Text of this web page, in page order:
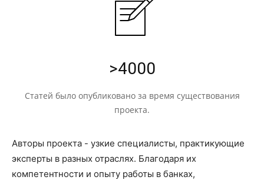
>4000
Статей было опубликовано за время существования
проекта.
Авторы проекта - узкие специалисты, практикующие
эксперты в разных отраслях. Благодаря их
компетентности и опыту работы в банках,